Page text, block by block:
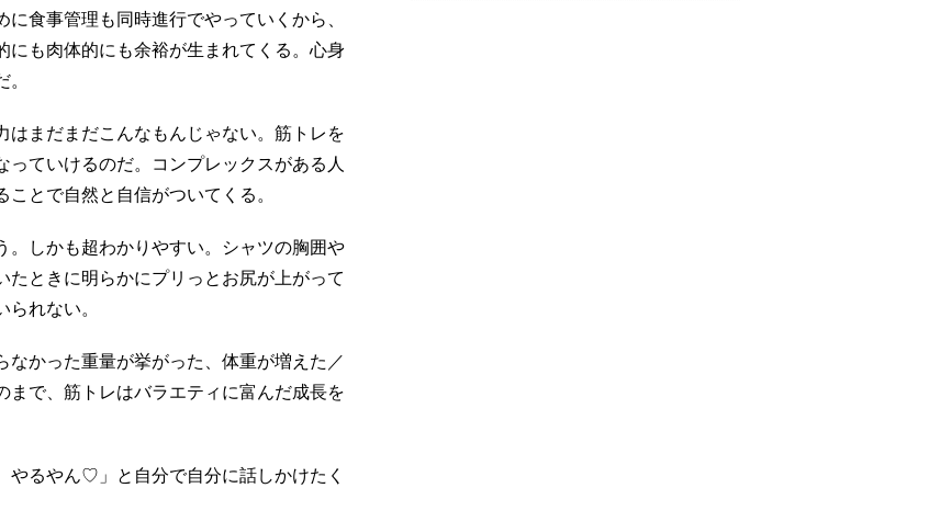
食事管理も同時進行でやっていくから、
にも肉体的にも余裕が生まれてくる。心身
まだまだこんなもんじゃない。筋トレを
ていけるのだ。コンプレックスがある人
とで自然と自信がついてくる。
。しかも超わかりやすい。シャツの胸囲や
ときに明らかにプリっとお尻が上がって
れない。
かった重量が挙がった、体重が増えた／
で、筋トレはバラエティに富んだ成長を
やるやん♡」と自分で自分に話しかけたく